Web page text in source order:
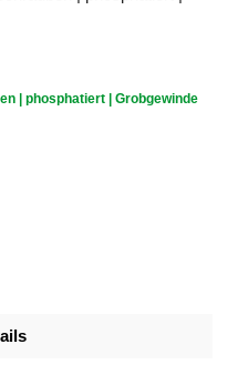
| phosphatiert | Grobgewinde